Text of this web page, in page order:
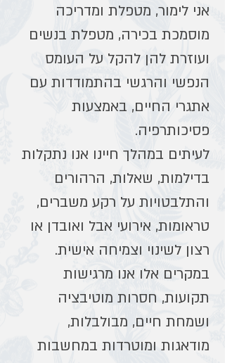
אני לימור, מטפלת ומדריכה
מוסמכת בכירה, מטפלת בנשים
ועוזרת להן להקל על העומס
הנפשי והרגשי בהתמודדות עם
אתגרי החיים, באמצעות
פסיכותרפיה.
לעיתים במהלך חיינו אנו נתקלות
בדילמות, שאלות, הרהורים
והתלבטויות על רקע משברים,
טראומות, אירועי אבל ואובדן או
רצון לשינוי וצמיחה אישית.
במקרים אלו אנו מרגישות
תקועות, חסרות מוטיבציה
ושמחת חיים, מבולבלות,
מודאגות ומוטרדות במחשבות